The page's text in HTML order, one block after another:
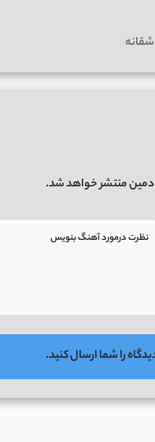
منتشر خواهد شد.
را شما ارسال کنید.